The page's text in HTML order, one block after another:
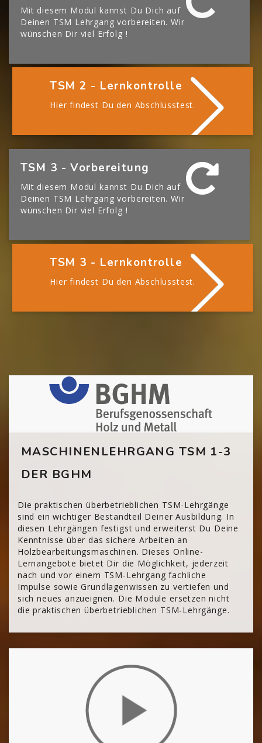
Mit diesem Modul kannst Du Dich auf
Deinen TSM Lehrgang vorbereiten. Wir
wünschen Dir viel Erfolg !
TSM 2 - Lernkontrolle
Hier findest Du den Abschlusstest.
[Cocoon] Boxes überspringen
TSM 3 - Vorbereitung
Mit diesem Modul kannst Du Dich auf
Deinen TSM Lehrgang vorbereiten. Wir
wünschen Dir viel Erfolg !
TSM 3 - Lernkontrolle
Hier findest Du den Abschlusstest.
[Cocoon] Custom HTML überspringen
MASCHINENLEHRGANG TSM 1-3
DER BGHM
Die praktischen überbetrieblichen TSM-Lehrgänge
sind ein wichtiger Bestandteil Deiner Ausbildung. In
diesen Lehrgängen festigst und erweiterst Du Deine
Kenntnisse über das sichere Arbeiten an
Holzbearbeitungsmaschinen. Dieses Online-
Lernangebote bietet Dir die Möglichkeit, jederzeit
nach und vor einem TSM-Lehrgang fachliche
Impulse sowie Grundlagenwissen zu vertiefen und
sich neues anzueignen. Die Module ersetzen nicht
die praktischen überbetrieblichen TSM-Lehrgänge.